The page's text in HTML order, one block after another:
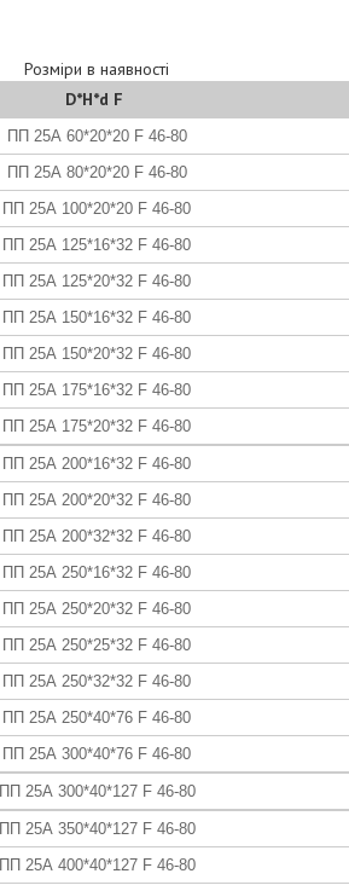
Розміри в наявності
D*H*d F
ПП 25А 60*20*20 F 46-80
ПП 25А 80*20*20 F 46-80
ПП 25А 100*20*20 F 46-80
ПП 25А 125*16*32 F 46-80
ПП 25А 125*20*32 F 46-80
ПП 25А 150*16*32 F 46-80
ПП 25А 150*20*32 F 46-80
ПП 25А 175*16*32 F 46-80
ПП 25А 175*20*32 F 46-80
ПП 25А 200*16*32 F 46-80
ПП 25А 200*20*32 F 46-80
ПП 25А 200*32*32 F 46-80
ПП 25А 250*16*32 F 46-80
ПП 25А 250*20*32 F 46-80
ПП 25А 250*25*32 F 46-80
ПП 25А 250*32*32 F 46-80
ПП 25А 250*40*76 F 46-80
ПП 25А 300*40*76 F 46-80
ПП 25А 300*40*127F 46-80
ПП 25А 350*40*127F 46-80
ПП 25А 400*40*127F 46-80